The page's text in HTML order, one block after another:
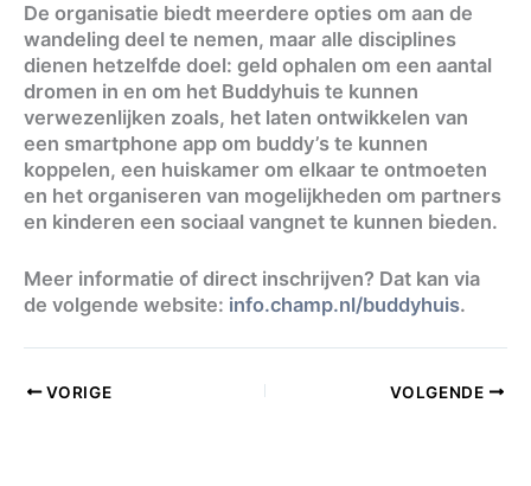
De organisatie biedt meerdere opties om aan de
wandeling deel te nemen, maar alle disciplines
dienen hetzelfde doel: geld ophalen om een aantal
dromen in en om het Buddyhuis te kunnen
verwezenlijken zoals, het laten ontwikkelen van
een smartphone app om buddy’s te kunnen
koppelen, een huiskamer om elkaar te ontmoeten
en het organiseren van mogelijkheden om partners
en kinderen een sociaal vangnet te kunnen bieden.
Meer informatie of direct inschrijven? Dat kan via
de volgende website: info.champ.nl/buddyhuis.
VORIGE VOLGENDE